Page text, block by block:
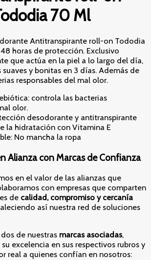
70 Ml
Antitranspirante roll-on Tododia
horas de protección. Exclusivo
que actúa en la piel a lo largo del día,
y bonitas en 3 días. Además de
responsables del mal olor.
controla las bacterias
olor.
desodorante y antitranspirante
la hidratación con Vitamina E
No mancha la ropa
Alianza con Marcas de Confianza
en el valor de las alianzas que
con empresas que comparten
de calidad, compromiso y cercanía
así nuestra red de soluciones
de nuestras marcas asociadas,
excelencia en sus respectivos rubros y
real a quienes confían en nosotros: